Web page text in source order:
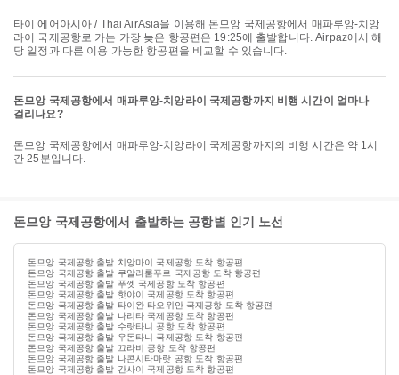
타이 에어아시아 / Thai AirAsia을 이용해 돈므앙 국제공항에서 매파루앙-치앙
라이 국제공항로 가는 가장 늦은 항공편은 19:25에 출발합니다. Airpaz에서 해
당 일정과 다른 이용 가능한 항공편을 비교할 수 있습니다.
돈므앙 국제공항에서 매파루앙-치앙라이 국제공항까지 비행 시간이 얼마나
걸리나요?
돈므앙 국제공항에서 매파루앙-치앙라이 국제공항까지의 비행 시간은 약 1시
간 25분입니다.
돈므앙 국제공항에서 출발하는 공항별 인기 노선
돈므앙 국제공항 출발 치앙마이 국제공항 도착 항공편
돈므앙 국제공항 출발 쿠알라룸푸르 국제공항 도착 항공편
돈므앙 국제공항 출발 푸껫 국제공항 도착 항공편
돈므앙 국제공항 출발 핫야이 국제공항 도착 항공편
돈므앙 국제공항 출발 타이완 타오위안 국제공항 도착 항공편
돈므앙 국제공항 출발 나리타 국제공항 도착 항공편
돈므앙 국제공항 출발 수랏타니 공항 도착 항공편
돈므앙 국제공항 출발 우돈타니 국제공항 도착 항공편
돈므앙 국제공항 출발 끄라비 공항 도착 항공편
돈므앙 국제공항 출발 나콘시타마랏 공항 도착 항공편
돈므앙 국제공항 출발 간사이 국제공항 도착 항공편